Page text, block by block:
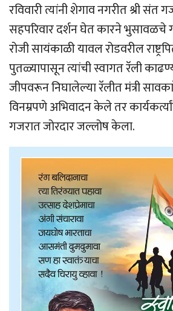
रविवारी त्यांनी शेगाव नगरीत श्री संत
सहपरिवार दर्शन घेत कारने भुसावळचे
रोजी सायंकाळी यावल रोडवरील
पुतळ्यापासून त्यांची स्वागत रॅली
जीपवरून निघालेल्या रॅलीत मंत्री
विनम्रपणे अभिवादन केले तर
गजरात जोरदार जल्लोष केला.